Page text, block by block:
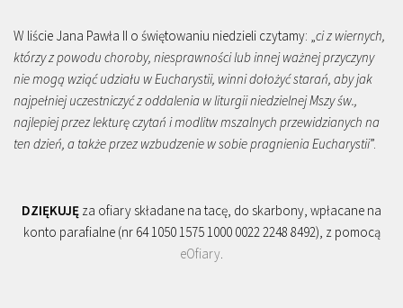
W liście Jana Pawła II o świętowaniu niedzieli czytamy: „ci z wiernych,
którzy z powodu choroby, niesprawności lub innej ważnej przyczyny
nie mogą wziąć udziału w Eucharystii, winni dołożyć starań, aby jak
najpełniej uczestniczyć z oddalenia w liturgii niedzielnej Mszy św.,
najlepiej przez lekturę czytań i modlitw mszalnych przewidzianych na
ten dzień, a także przez wzbudzenie w sobie pragnienia Eucharystii”.
DZIĘKUJĘ za ofiary składane na tacę, do skarbony, wpłacane na
konto parafialne (nr 64 1050 1575 1000 0022 2248 8492), z pomocą
eOfiary.